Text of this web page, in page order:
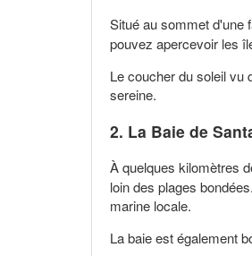
Situé au sommet d'une
pouvez apercevoir les
Le coucher du soleil vu
sereine.
2. La Baie de
À quelques kilomètres
loin des plages
marine locale.
La baie est également